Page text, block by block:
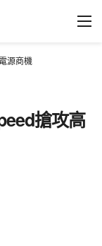
源商機
搶攻高